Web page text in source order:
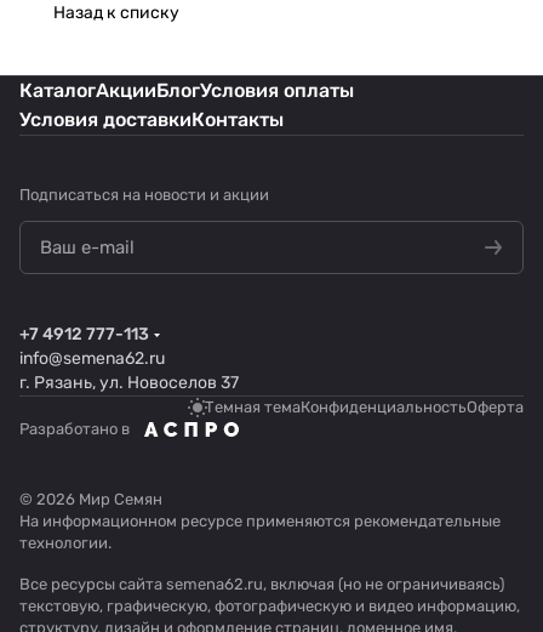
Назад к списку
КаталогАкцииБлогУсловия оплаты
Условия доставкиКонтакты
Подписаться на новости и акции
+7 4912 777-113
info@semena62.ru
г. Рязань, ул. Новоселов 37
Темная темаКонфиденциальностьОферта
Разработано в
© 2026 Мир Семян
На информационном ресурсе применяются рекомендательные
технологии.
Все ресурсы сайта semena62.ru, включая (но не ограничиваясь)
текстовую, графическую, фотографическую и видео информацию,
структуру, дизайн и оформление страниц, доменное имя,